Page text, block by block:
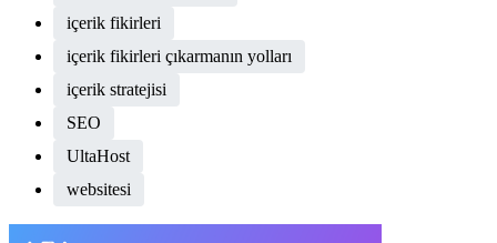
içerik fikirleri
içerik fikirleri çıkarmanın yolları
içerik stratejisi
SEO
UltaHost
websitesi